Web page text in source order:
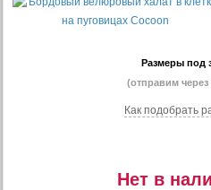
Размеры под
(отправим через
Как подобрать
Нет в